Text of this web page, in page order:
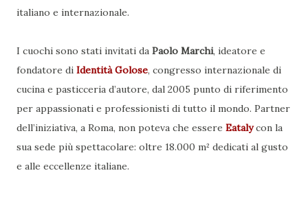
italiano e internazionale.
I cuochi sono stati invitati da Paolo Marchi, ideatore e
fondatore di Identità Golose, congresso internazionale di
cucina e pasticceria d’autore, dal 2005 punto di riferimento
per appassionati e professionisti di tutto il mondo. Partner
dell’iniziativa, a Roma, non poteva che essere Eatalycon la
sua sede più spettacolare: oltre 18.000 m² dedicati al gusto
e alle eccellenze italiane.